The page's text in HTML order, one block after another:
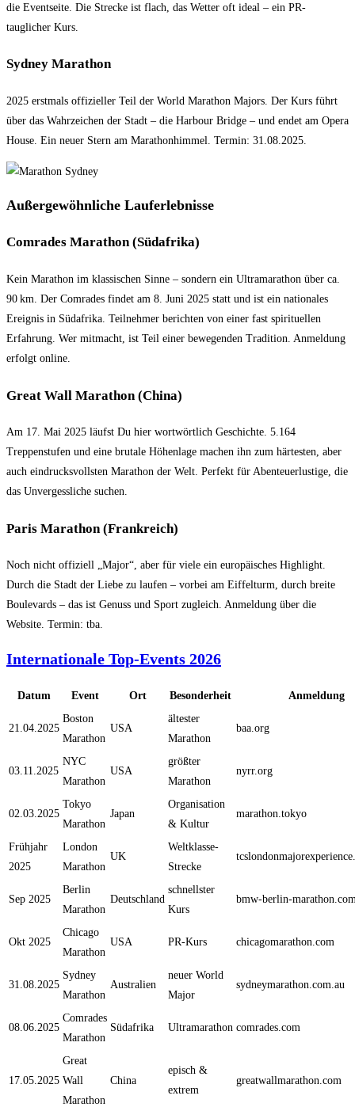
die Eventseite. Die Strecke ist flach, das Wetter oft ideal – ein PR-
tauglicher Kurs.
Sydney Marathon
2025 erstmals offizieller Teil der World Marathon Majors. Der Kurs führt
über das Wahrzeichen der Stadt – die Harbour Bridge – und endet am Opera
House. Ein neuer Stern am Marathonhimmel. Termin: 31.08.2025.
Außergewöhnliche Lauferlebnisse
Comrades Marathon (Südafrika)
Kein Marathon im klassischen Sinne – sondern ein Ultramarathon über ca.
90 km. Der Comrades findet am 8. Juni 2025 statt und ist ein nationales
Ereignis in Südafrika. Teilnehmer berichten von einer fast spirituellen
Erfahrung. Wer mitmacht, ist Teil einer bewegenden Tradition. Anmeldung
erfolgt online.
Great Wall Marathon (China)
Am 17. Mai 2025 läufst Du hier wortwörtlich Geschichte. 5.164
Treppenstufen und eine brutale Höhenlage machen ihn zum härtesten, aber
auch eindrucksvollsten Marathon der Welt. Perfekt für Abenteuerlustige, die
das Unvergessliche suchen.
Paris Marathon (Frankreich)
Noch nicht offiziell „Major“, aber für viele ein europäisches Highlight.
Durch die Stadt der Liebe zu laufen – vorbei am Eiffelturm, durch breite
Boulevards – das ist Genuss und Sport zugleich. Anmeldung über die
Website. Termin: tba.
Internationale Top-Events 2026
Datum Event Ort Besonderheit Anmeldung
21.04.2025
Boston
Marathon
USA
ältester
Marathon
baa.org
03.11.2025
NYC
Marathon
USA
größter
Marathon
nyrr.org
02.03.2025
Tokyo
Marathon
Japan
Organisation
& Kultur
marathon.tokyo
Frühjahr
2025
London
Marathon
UK
Weltklasse-
Strecke
Sep 2025
Berlin
Marathon
Deutschland
schnellster
Kurs
bmw-berlin-
Okt 2025
Chicago
Marathon
USA PR-Kurs chicagomarathon.com
31.08.2025
Sydney
Marathon
Australien
neuer World
Major
sydneymarathon.com.au
08.06.2025
Comrades
Marathon
Südafrika Ultramarathon comrades.com
17.05.2025
Great
Wall
Marathon
China
episch &
extrem
greatwallmarathon.com